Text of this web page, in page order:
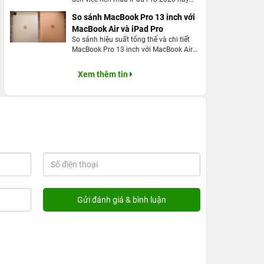
thể là sản phẩm thay thế cho nhau
So sánh MacBook Pro 13 inch với
MacBook Air và iPad Pro
So sánh hiệu suất tổng thể và chi tiết
MacBook Pro 13 inch với MacBook Air
Xem thêm tin